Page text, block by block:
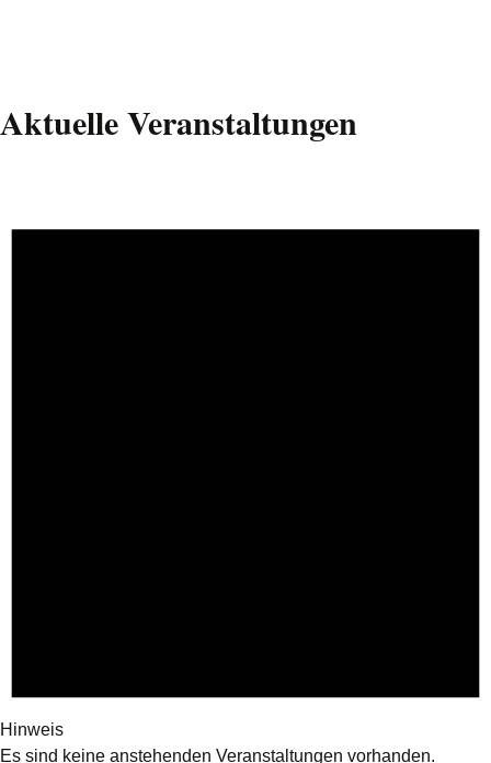
Aktuelle Veranstaltungen
Hinweis
Es sind keine anstehenden Veranstaltungen vorhanden.